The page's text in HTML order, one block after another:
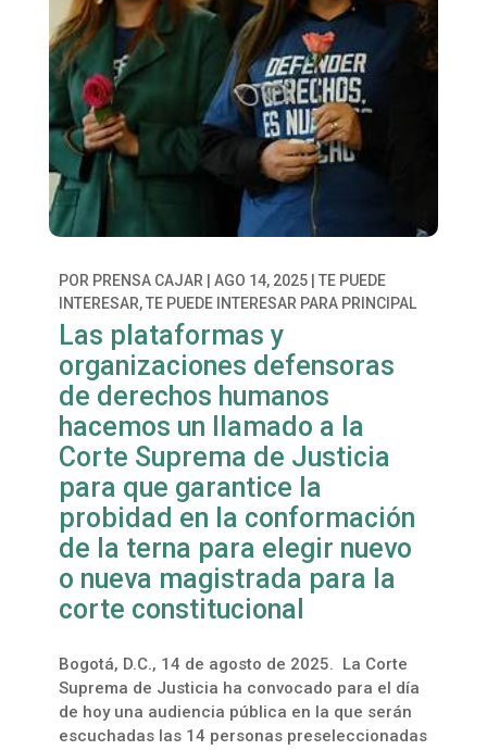
POR PRENSA CAJAR| AGO 14, 2025| TE PUEDE
INTERESAR,TE PUEDE INTERESAR PARA PRINCIPAL
Las plataformas y
organizaciones defensoras
de derechos humanos
hacemos un llamado a la
Corte Suprema de Justicia
para que garantice la
probidad en la conformación
de la terna para elegir nuevo
o nueva magistrada para la
corte constitucional
Bogotá, D.C., 14 de agosto de 2025. La Corte
Suprema de Justicia ha convocado para el día
de hoy una audiencia pública en la que serán
escuchadas las 14 personas preseleccionadas